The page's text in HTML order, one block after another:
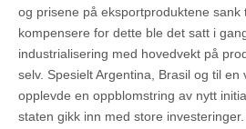
og prisene på eksportproduktene sank
kompensere for dette ble det satt i
industrialisering med hovedvekt på
selv. Spesielt Argentina, Brasil og til en
opplevde en oppblomstring av nytt
staten gikk inn med store